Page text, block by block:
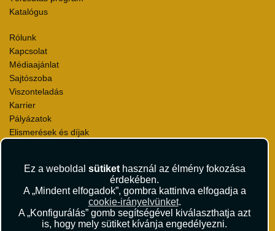
Ez a weboldal sütikethasznál az élmény fokozása
érdekében.
A „Mindent elfogadok”, gombra kattintva elfogadja a
cookie-irányelvünket.
A „Konfigurálás” gomb segítségével kiválaszthatja azt
is, hogy mely sütiket kívánja engedélyezni.
Katalógus
Rólunk
Kapcsolat
Médiaajánlat
Sajtószoba
Viszonteladás
Karrier
Pályázatok
Elismerések és díjak
Utazási Csomag Szerződési Feltételek
Útlemondás-biztosítás Szerződési Feltételek
Utasbiztosítás Szerződési Feltételek
Repülőjegy Szerződési Feltételek
Adatvédelem